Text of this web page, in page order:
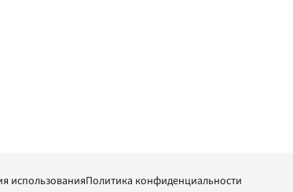
использованияПолитика конфиденциальности